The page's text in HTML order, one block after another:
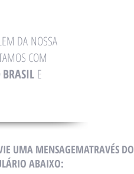
DA NOSSA
COM
BRASIL E
UMA MENSAGEMATRAVÉS DO
ABAIXO: